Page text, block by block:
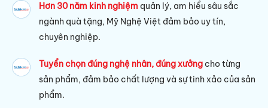
Hơn 30 năm kinh nghiệm quản lý, am hiểu sâu sắc
ngành quà tặng, Mỹ Nghệ Việt đảm bảo uy tín,
chuyên nghiệp.
Tuyển chọn đúng nghệ nhân, đúng xưởng cho từng
sản phẩm, đảm bảo chất lượng và sự tinh xảo của sản
phẩm.